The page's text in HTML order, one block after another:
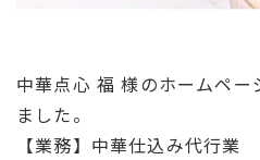
中華点心 福 様のホームペー
ました。
【業務】中華仕込み代行業